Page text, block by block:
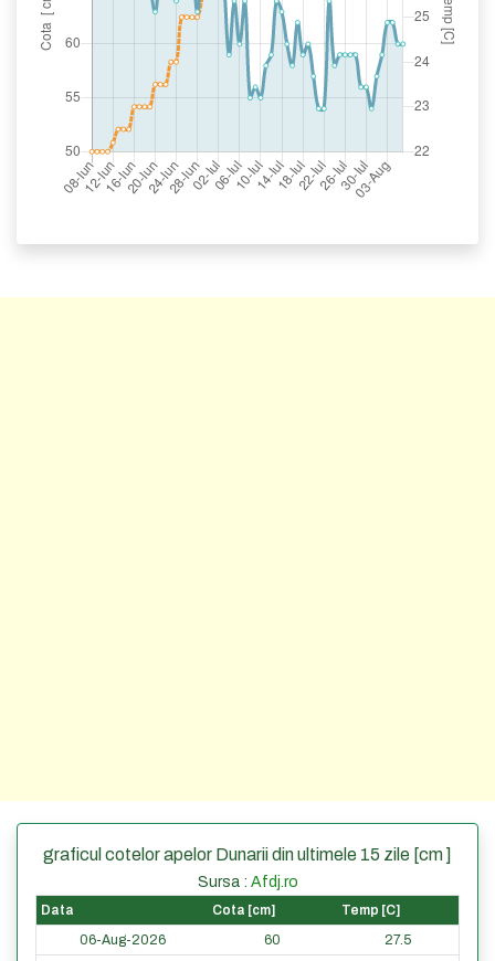
graficul cotelor apelor Dunarii din ultimele 15 zile [cm ]
Sursa : Afdj.ro
Data Cota [cm]
Temp [C]
06-Aug-2026
60
27.5